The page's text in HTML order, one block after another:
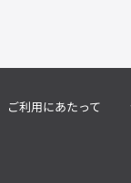
ご利用にあたって